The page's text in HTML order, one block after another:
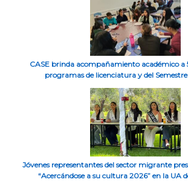
CASE brinda acompañamiento académico a
programas de licenciatura y del
Jóvenes representantes del sector migrante
“Acercándose a su cultura 2026” en la UA